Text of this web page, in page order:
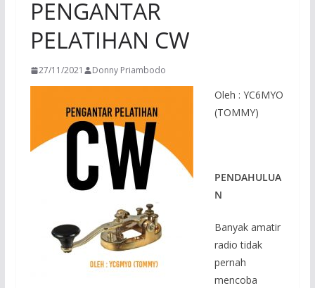
PENGANTAR
PELATIHAN CW
27/11/2021 Donny Priambodo
Oleh : YC6MYO
(TOMMY)
PENDAHULUA
N
Banyak amatir
radio tidak
pernah
mencoba